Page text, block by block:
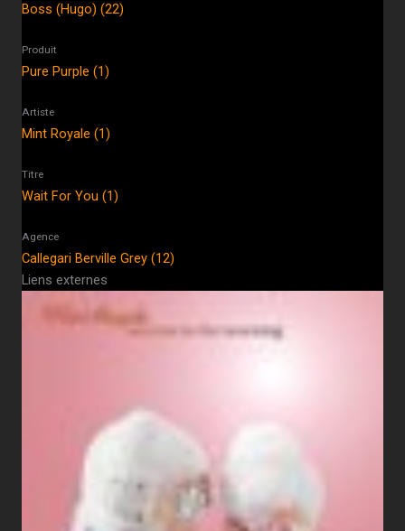
Boss (Hugo) (22)
Produit
Pure Purple (1)
Artiste
Mint Royale (1)
Titre
Wait For You (1)
Agence
Callegari Berville Grey (12)
Liens externes